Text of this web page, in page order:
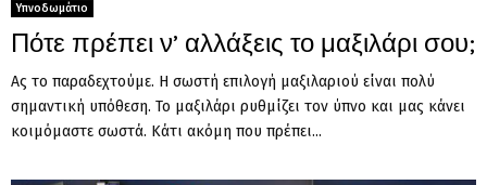
Υπνοδωμάτιο
Πότε πρέπει ν’ αλλάξεις το μαξιλάρι σου;
Ας το παραδεχτούμε. Η σωστή επιλογή μαξιλαριού είναι πολύ
σημαντική υπόθεση. Το μαξιλάρι ρυθμίζει τον ύπνο και μας κάνει
κοιμόμαστε σωστά. Κάτι ακόμη που πρέπει...